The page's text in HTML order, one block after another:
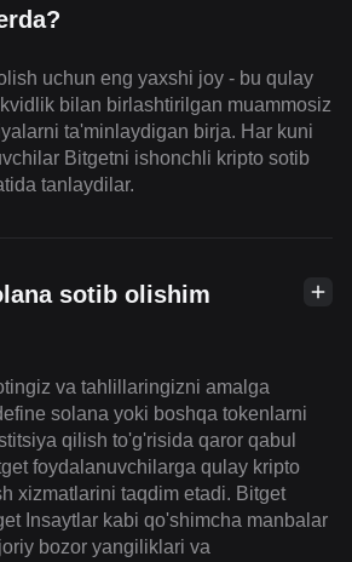
uchun eng yaxshi joy - bu qulay
bilan birlashtirilgan muammosiz
ta'minlaydigan birja. Har kuni
Bitgetni ishonchli kripto sotib
tanlaydilar.
sotib olishim
va tahlillaringizni amalga
solana yoki boshqa tokenlarni
qilish to'g'risida qaror qabul
foydalanuvchilarga qulay kripto
xizmatlarini taqdim etadi. Bitget
Insaytlar kabi qo'shimcha manbalar
bozor yangiliklari va